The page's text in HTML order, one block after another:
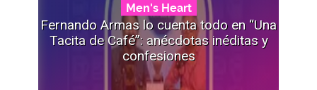
Men's Heart
Fernando Armas lo cuenta todo en “Una
Tacita de Café”: anécdotas inéditas y
confesiones